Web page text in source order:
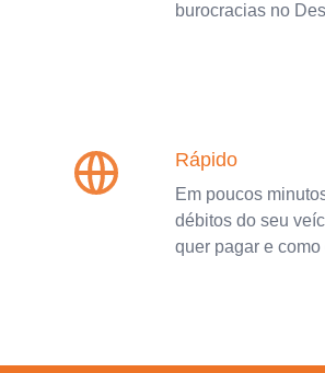
burocracias no
Rápido
Em poucos
débitos do seu
quer pagar e como